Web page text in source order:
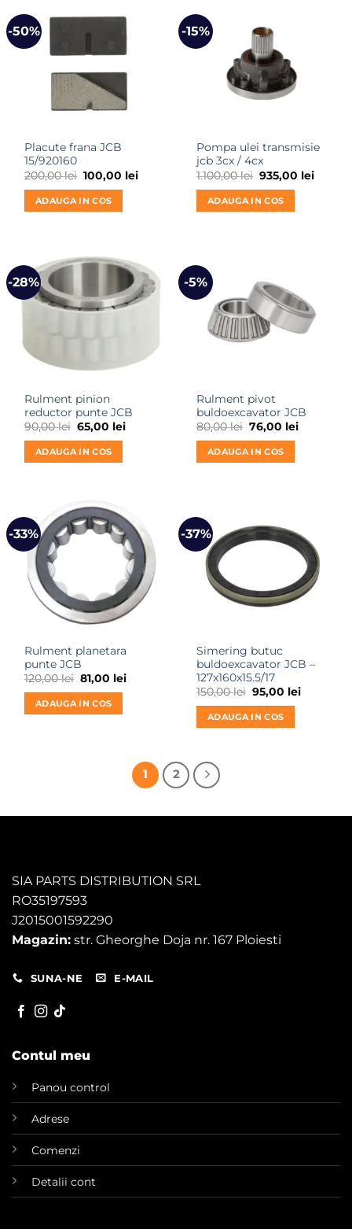
-50%
Placute frana JCB
15/920160
200,00lei Prețul
inițial
a
fost:
200,00 lei.
100,00 leiPrețul
ADAUGA IN COS
-15%
Pompa ulei transmisie
jcb 3cx / 4cx
1.100,00lei Prețul
inițial
a
fost:
1.100,00 lei.
935,00 leiPrețul
ADAUGA IN COS
-28%
Rulment pinion
reductor punte JCB
90,00lei Prețul
inițial
a
fost:
90,00 lei.
65,00 leiPrețul
ADAUGA IN COS
-5%
Rulment pivot
buldoexcavator JCB
80,00lei Prețul
inițial
a
fost:
80,00 lei.
76,00 leiPrețul
ADAUGA IN COS
-33%
Rulment planetara
punte JCB
120,00lei Prețul
inițial
a
fost:
120,00 lei.
81,00 leiPrețul
ADAUGA IN COS
-37%
Simering butuc
buldoexcavator JCB –
127x160x15.5/17
150,00lei Prețul
inițial
a
fost:
150,00 lei.
95,00 leiPrețul
ADAUGA IN COS
1 2
SIA PARTS DISTRIBUTION SRL
RO35197593
J2015001592290
Magazin: str. Gheorghe Doja nr. 167 Ploiesti
SUNA-NE E-MAIL
Contul meu
Panou control
Adrese
Comenzi
Detalii cont